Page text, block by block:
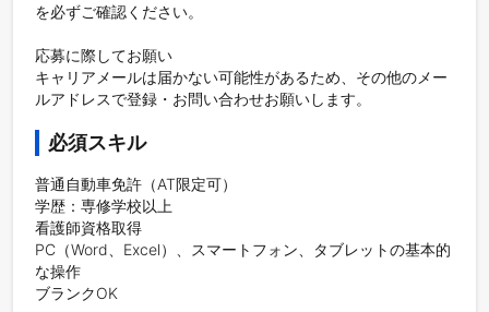
を必ずご確認ください。
応募に際してお願い
キャリアメールは届かない可能性があるため、その他のメー
ルアドレスで登録・お問い合わせお願いします。
必須スキル
普通自動車免許（AT限定可）
学歴：専修学校以上
看護師資格取得
PC（Word、Excel）、スマートフォン、タブレットの基本的
な操作
ブランクOK